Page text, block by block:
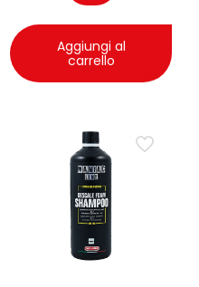
Aggiungi al
carrello